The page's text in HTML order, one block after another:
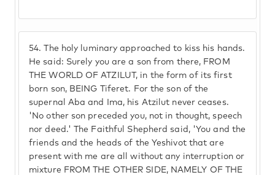
54. The holy luminary approached to kiss his hands.
He said: Surely you are a son from there, FROM
THE WORLD OF ATZILUT, in the form of its first
born son, BEING Tiferet. For the son of the
supernal Aba and Ima, his Atzilut never ceases.
'No other son preceded you, not in thought, speech
nor deed.' The Faithful Shepherd said, 'You and the
friends and the heads of the Yeshivot that are
present with me are all without any interruption or
mixture FROM THE OTHER SIDE, NAMELY OF THE